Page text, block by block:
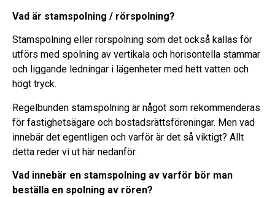
Vad är stamspolning / rörspolning?
Stamspolning eller rörspolning som det också kallas för
utförs med spolning av vertikala och horisontella stammar
och liggande ledningar i lägenheter med hett vatten och
högt tryck.
Regelbunden stamspolning är något som rekommenderas
för fastighetsägare och bostadsrättsföreningar. Men vad
innebär det egentligen och varför är det så viktigt? Allt
detta reder vi ut här nedanför.
Vad innebär en stamspolning av varför bör man
beställa en spolning av rören?